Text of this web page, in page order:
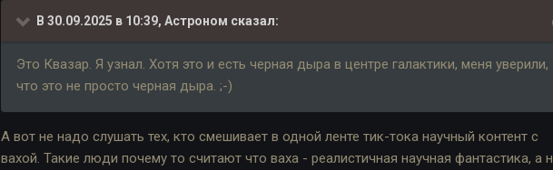
В 30.09.2025 в 10:39, Астроном сказал:
Это Квазар. Я узнал. Хотя это и есть черная дыра в центре галактики, меня уверили,
что это не просто черная дыра. ;-)
А вот не надо слушать тех, кто смешивает в одной ленте тик-тока научный контент с
вахой. Такие люди почему то считают что ваха - реалистичная научная фантастика, а